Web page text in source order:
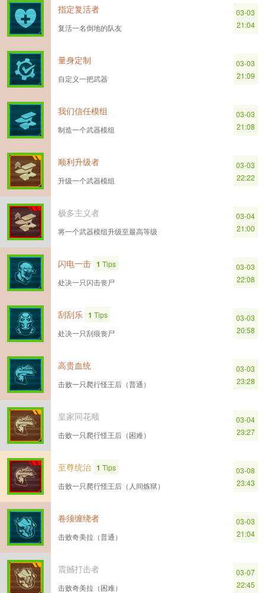
指定复活者
复活一名倒地的队友
03-03
21:04
量身定制
自定义一把武器
03-03
21:09
我们信任模组
制造一个武器模组
03-03
21:08
顺利升级者
升级一个武器模组
03-03
22:22
极多主义者
将一个武器模组升级至最高等级
03-04
21:00
闪电一击 1 Tips
处决一只闪击丧尸
03-03
22:08
刮刮乐 1 Tips
处决一只刮痕丧尸
03-03
20:58
高贵血统
击败一只爬行怪王后（普通）
03-03
23:28
皇家同花顺
击败一只爬行怪王后（困难）
03-04
23:27
至尊统治 1 Tips
击败一只爬行怪王后（人间炼狱）
03-08
23:43
卷须缠绕者
击败奇美拉（普通）
03-03
21:04
震撼打击者
击败奇美拉（困难）
03-07
22:45